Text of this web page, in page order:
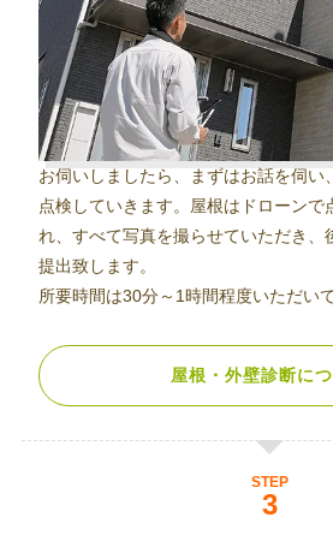
お伺いしましたら、まずはお話を伺い
点検していきます。屋根はドローンで
れ、すべて写真を撮らせていただき、
提出致します。
所要時間は30分～1時間程度いただい
屋根・外壁診断に
STEP